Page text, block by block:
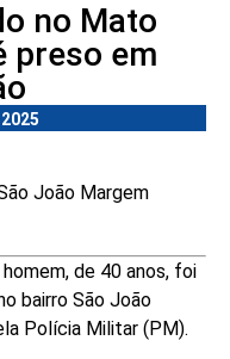
no Mato
preso em
João Margem
de 40 anos, foi
bairro São João
Polícia Militar (PM).